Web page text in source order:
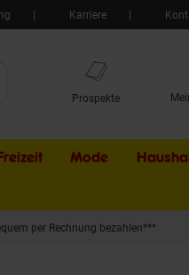
Karriere
Prospekte
Mode
per Rechnung bezahlen***